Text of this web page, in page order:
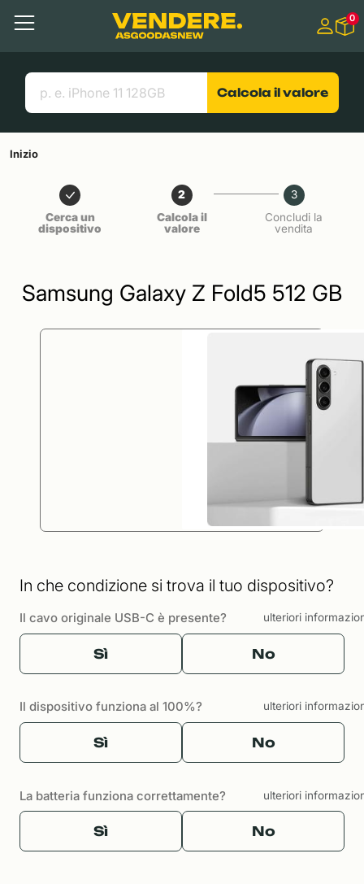
Contenuto principale
Menu
Cerca
Link utili
0
Calcola il valore
Inizio
Cerca un
dispositivo
2
Calcola il
valore
3
Concludi la
vendita
Samsung Galaxy Z Fold5 512 GB
In che condizione si trova il tuo dispositivo?
Il cavo originale USB-C è presente? ulteriori
Sì No
Il dispositivo funziona al 100%? ulteriori
Sì No
La batteria funziona correttamente? ulteriori
Sì No